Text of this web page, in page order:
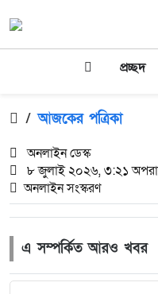
প্রচ্ছদ
/ আজকের পত্রিকা
অনলাইন ডেস্ক
৮ জুলাই ২০২৬, ৩:২১
অনলাইন সংস্করণ
এ সম্পর্কিত আরও খবর